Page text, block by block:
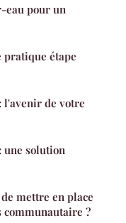
eau pour un
pratique étape
l'avenir de votre
une solution
mettre en place
?